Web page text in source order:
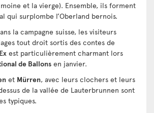
moine et la vierge). Ensemble, ils forment
qui surplombe l’Oberland bernois.
la campagne suisse, les visiteurs
tout droit sortis des contes de
est particulièrement charmant lors
de Ballons en janvier.
et Mürren, avec leurs clochers et leurs
de la vallée de Lauterbrunnen sont
typiques.